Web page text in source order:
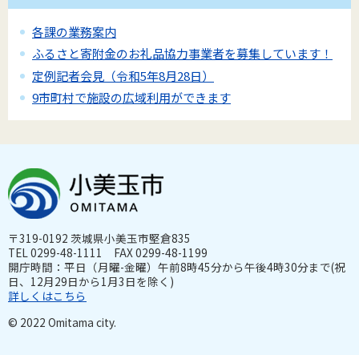
各課の業務案内
ふるさと寄附金のお礼品協力事業者を募集しています！
定例記者会見（令和5年8月28日）
9市町村で施設の広域利用ができます
〒319-0192 茨城県小美玉市堅倉835
TEL 0299-48-1111 FAX 0299-48-1199
開庁時間：平日（月曜-金曜）午前8時45分から午後4時30分まで(祝
日、12月29日から1月3日を除く)
詳しくはこちら
© 2022 Omitama city.